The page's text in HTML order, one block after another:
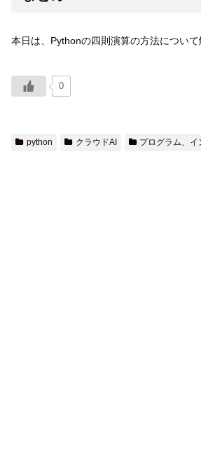
本日は、Pythonの四則演算の方法について
0
python クラウドAI プログラム、イ